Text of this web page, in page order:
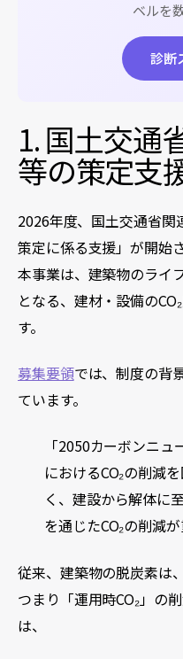
ベルを
診断
1. 国土交通
等の策定支
2026年度、国土交通省関
策定に係る支援」が開始
本事業は、建築物のライ
となる、建材・設備の
す。
募集要領では、制度の背
ています。
「2050カーボンニ
におけるCO₂の削減
く、建設から解体に
を通じたCO₂の削減が
従来、建築物の脱炭素は
つまり「運用時CO₂」の
は、